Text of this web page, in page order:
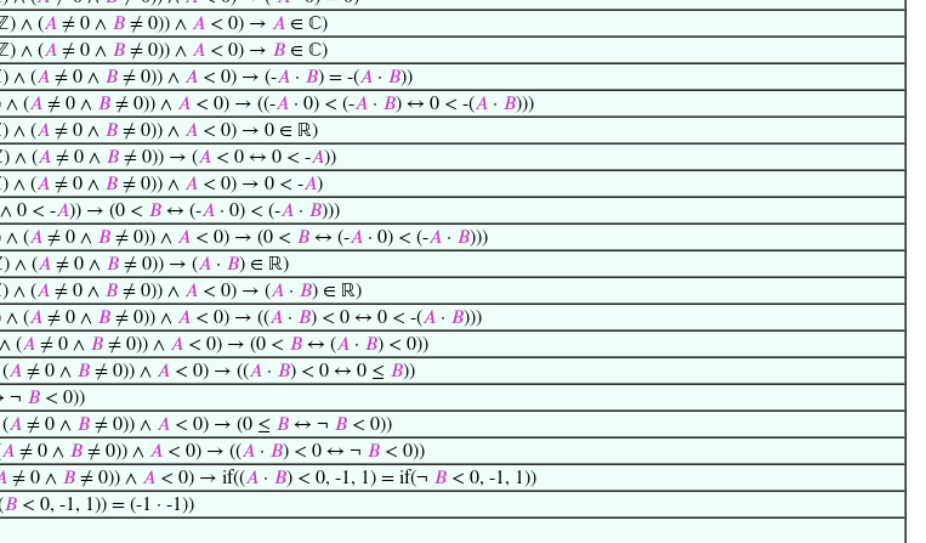
∧ (𝐴 ≠ 0 ∧ 𝐵 ≠ 0)) ∧ 𝐴 < 0) → 𝐴 ∈ ℂ)
∧ (𝐴 ≠ 0 ∧ 𝐵 ≠ 0)) ∧ 𝐴 < 0) → 𝐵 ∈ ℂ)
∧ (𝐴 ≠ 0 ∧ 𝐵 ≠ 0)) ∧ 𝐴 < 0) → (-𝐴 · 𝐵) = -(𝐴 · 𝐵))
∧ (𝐴 ≠ 0 ∧ 𝐵 ≠ 0)) ∧ 𝐴 < 0) → ((-𝐴 · 0) < (-𝐴 · 𝐵) ↔ 0 < -(𝐴 · 𝐵)))
∧ (𝐴 ≠ 0 ∧ 𝐵 ≠ 0)) ∧ 𝐴 < 0) → 0 ∈ ℝ)
∧ (𝐴 ≠ 0 ∧ 𝐵 ≠ 0)) → (𝐴 < 0 ↔ 0 < -𝐴))
∧ (𝐴 ≠ 0 ∧ 𝐵 ≠ 0)) ∧ 𝐴 < 0) → 0 < -𝐴)
0 < -𝐴)) → (0 < 𝐵 ↔ (-𝐴 · 0) < (-𝐴 · 𝐵)))
∧ (𝐴 ≠ 0 ∧ 𝐵 ≠ 0)) ∧ 𝐴 < 0) → (0 < 𝐵 ↔ (-𝐴 · 0) < (-𝐴 · 𝐵)))
∧ (𝐴 ≠ 0 ∧ 𝐵 ≠ 0)) → (𝐴 · 𝐵) ∈ ℝ)
∧ (𝐴 ≠ 0 ∧ 𝐵 ≠ 0)) ∧ 𝐴 < 0) → (𝐴 · 𝐵) ∈ ℝ)
∧ (𝐴 ≠ 0 ∧ 𝐵 ≠ 0)) ∧ 𝐴 < 0) → ((𝐴 · 𝐵) < 0 ↔ 0 < -(𝐴 · 𝐵)))
(𝐴 ≠ 0 ∧ 𝐵 ≠ 0)) ∧ 𝐴 < 0) → (0 < 𝐵 ↔ (𝐴 · 𝐵) < 0))
𝐴 ≠ 0 ∧ 𝐵 ≠ 0)) ∧ 𝐴 < 0) → ((𝐴 · 𝐵) < 0 ↔ 0 ≤ 𝐵))
¬ 𝐵 < 0))
𝐴 ≠ 0 ∧ 𝐵 ≠ 0)) ∧ 𝐴 < 0) → (0 ≤ 𝐵 ↔ ¬ 𝐵 < 0))
𝐴 ≠ 0 ∧ 𝐵 ≠ 0)) ∧ 𝐴 < 0) → ((𝐴 · 𝐵) < 0 ↔ ¬ 𝐵 < 0))
≠ 0 ∧ 𝐵 ≠ 0)) ∧ 𝐴 < 0) → if((𝐴 · 𝐵) < 0, -1, 1) = if(¬ 𝐵 < 0, -1, 1))
𝐵 < 0, -1, 1)) = (-1 · -1))